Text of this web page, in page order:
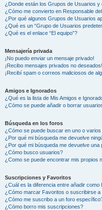
¿Donde están los Grupos de Usuarios y
¿Cómo me convierto en Responsable
¿Por qué algunos Grupos de Usuarios
¿Qué es un “Grupo de Usuarios
¿Qué es el enlace “El equipo”?
Mensajería privada
¡No puedo enviar un mensaje privado!
¡Recibo mensajes privados no deseados!
¡Recibí spam o correos maliciosos de
Amigos e Ignorados
¿Qué es la lista de Mis Amigos e
¿Cómo se puede añadir o borrar
Búsqueda en los foros
¿Cómo se puede buscar en uno o
¿Por qué mi búsqueda me devuelve
¿Por qué mi búsqueda me devuelve una
¿Cómo busco usuarios?
¿Como se puede encontrar mis propios
Suscripciones y Favoritos
¿Cuál es la diferencia entre añadir
¿Cómo marcar Favoritos o suscribirse
¿Cómo me suscribo a un foro
¿Cómo borro mis suscripciones?